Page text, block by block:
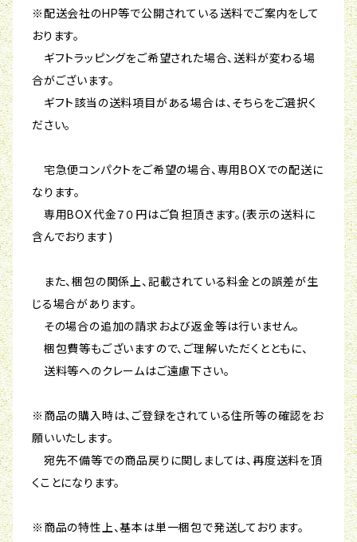
※配送会社のHP等で公開されている送料でご案内をして
おります。
ギフトラッピングをご希望された場合、送料が変わる場
合がございます。
ギフト該当の送料項目がある場合は、そちらをご選択く
ださい。
宅急便コンパクトをご希望の場合、専用BOXでの配送に
なります。
専用BOX代金７０円はご負担頂きます。(表示の送料に
含んでおります)
また、梱包の関係上、記載されている料金との誤差が生
じる場合があります。
その場合の追加の請求および返金等は行いません。
梱包費等もございますので、ご理解いただくとともに、
送料等へのクレームはご遠慮下さい。
※商品の購入時は、ご登録をされている住所等の確認をお
願いいたします。
宛先不備等での商品戻りに関しましては、再度送料を頂
くことになります。
※商品の特性上、基本は単一梱包で発送しております。